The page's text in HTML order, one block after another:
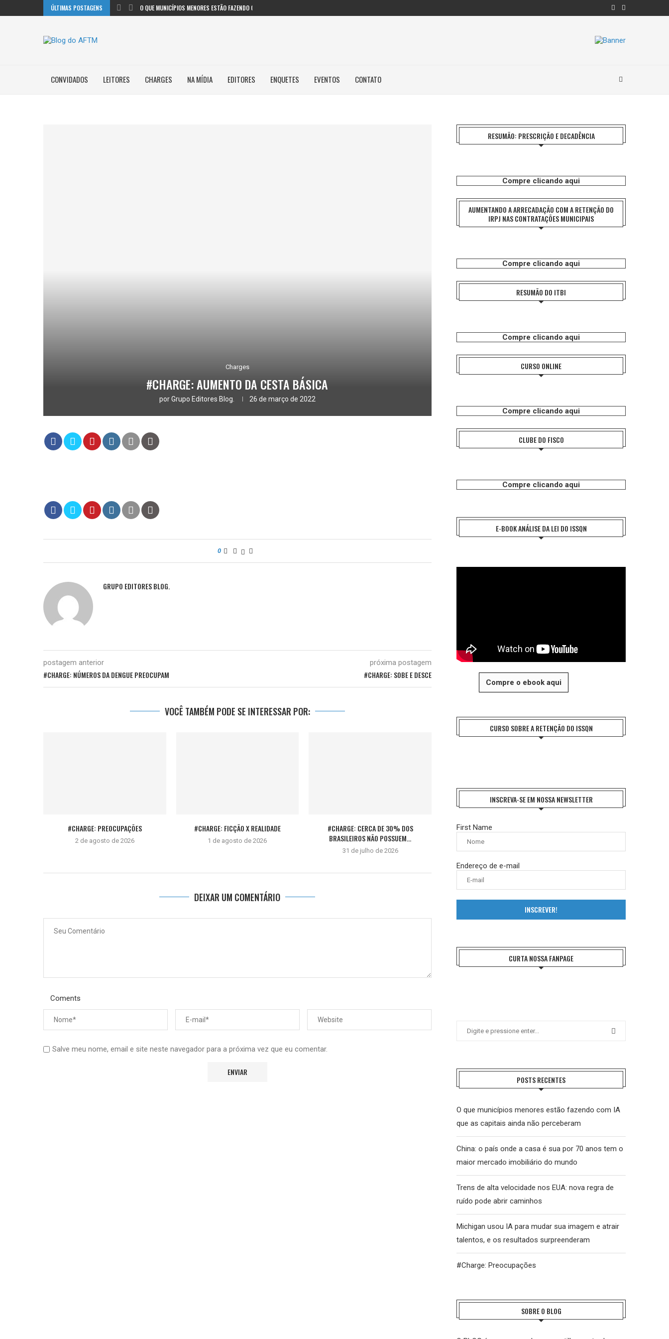
ÚLTIMAS POSTAGENS O QUE MUNICÍPIOS MENORES ESTÃO FAZENDO COM IA...
CONVIDADOS LEITORES CHARGES NA MÍDIA EDITORES ENQUETES EVENTOS CONTATO
Charges
#CHARGE: AUMENTO DA CESTA BÁSICA
porGrupo Editores Blog. 26 de março de 2022
0
GRUPO EDITORES BLOG.
postagem anterior
#CHARGE: NÚMEROS DA DENGUE PREOCUPAM
próxima postagem
#CHARGE: SOBE E DESCE
VOCÊ TAMBÉM PODE SE INTERESSAR POR:
#CHARGE: PREOCUPAÇÕES
2 de agosto de 2026
#CHARGE: FICÇÃO X REALIDADE
1 de agosto de 2026
#CHARGE: CERCA DE 30% DOS
BRASILEIROS NÃO POSSUEM...
31 de julho de 2026
DEIXAR UM COMENTÁRIO
Coments
Salve meu nome, email e site neste navegador para a próxima vez que eu comentar.
RESUMÃO: PRESCRIÇÃO E DECADÊNCIA
Compre clicando aqui
AUMENTANDO A ARRECADAÇÃO COM A RETENÇÃO DO
IRPJ NAS CONTRATAÇÕES MUNICIPAIS
Compre clicando aqui
RESUMÃO DO ITBI
Compre clicando aqui
CURSO ONLINE
Compre clicando aqui
CLUBE DO FISCO
Compre clicando aqui
E-BOOK ANÁLISE DA LEI DO ISSQN
Compre o ebook aqui
CURSO SOBRE A RETENÇÃO DO ISSQN
INSCREVA-SE EM NOSSA NEWSLETTER
First Name
Endereço de e-mail
INSCREVER!
CURTA NOSSA FANPAGE
POSTS RECENTES
O que municípios menores estão fazendo com IA
que as capitais ainda não perceberam
China: o país onde a casa é sua por 70 anos tem o
maior mercado imobiliário do mundo
Trens de alta velocidade nos EUA: nova regra de
ruído pode abrir caminhos
Michigan usou IA para mudar sua imagem e atrair
talentos, e os resultados surpreenderam
#Charge: Preocupações
SOBRE O BLOG